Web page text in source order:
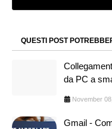
QUESTI POST
da PC a
November
Gmail -